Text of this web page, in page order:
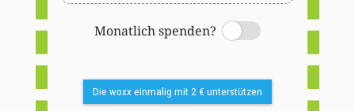
Monatlich spenden?
Switch
Die woxx einmalig mit 2 € unterstützen